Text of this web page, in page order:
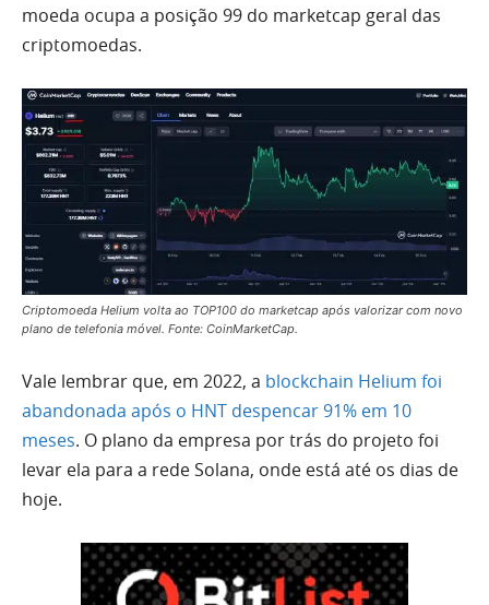
moeda ocupa a posição 99 do marketcap geral das
criptomoedas.
Criptomoeda Helium volta ao TOP100 do marketcap após valorizar com novo
plano de telefonia móvel. Fonte: CoinMarketCap.
Vale lembrar que, em 2022, a blockchain Helium foi
abandonada após o HNT despencar 91% em 10
meses. O plano da empresa por trás do projeto foi
levar ela para a rede Solana, onde está até os dias de
hoje.